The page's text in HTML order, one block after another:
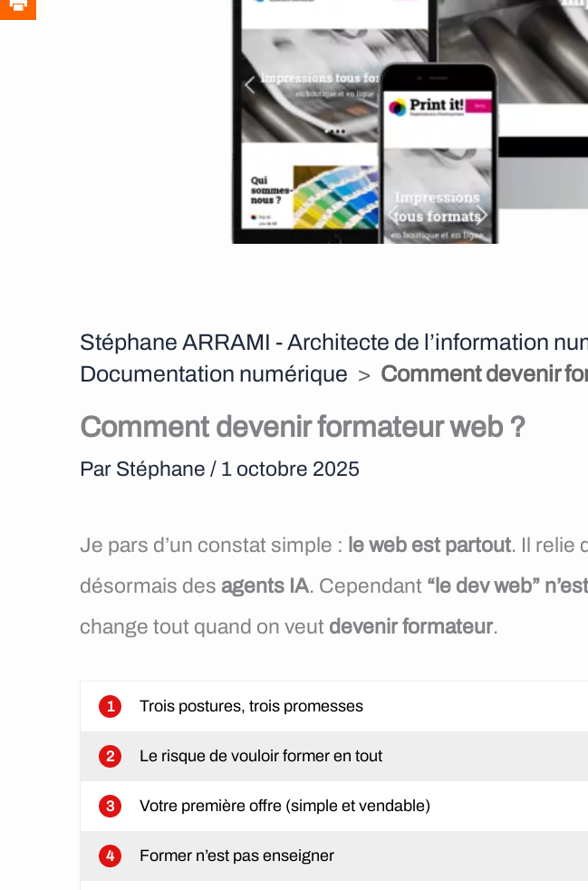
t
Stéphane ARRAMI - Architecte de l’information
Documentation numérique > Comment devenir
Comment devenir formateur web ?
Par Stéphane / 1 octobre 2025
Je pars d’un constat simple : le web est partout. Il relie
désormais desagents IA. Cependant “le dev web”
change tout quand on veut devenir formateur.
1 Trois postures, trois promesses
2 Le risque de vouloir former en tout
3 Votre première offre (simple et vendable)
4 Former n’est pas enseigner